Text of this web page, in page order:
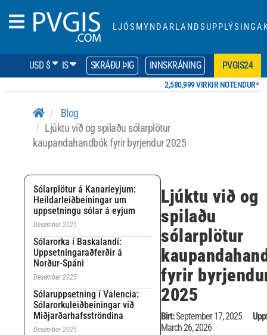
USD $ IS SKRÁÐU ÞIG INNSKRÁNING PVGIS24
2,580,999 VIRKIR NOTENDUR*
Blog
Ljúktu við og spilaðu sólarplötur
kaupandahandbók fyrir byrjendur 2025
Sólarplötur á Kanaríeyjum:
Heildarleiðbeiningar um
uppsetningu sólar á eyjum
Desember 2025
Sólarorka í Baskalandi:
Uppsetningaraðferðir á
Norður-Spáni
Desember 2025
Sólaruppsetning í Valencia:
Sólarorkuleiðbeiningar við
Miðjarðarhafsströndina
Desember 2025
Ljúktu við og
spilaðu
sólarplötur
fyrir
2025
Birt:September 17, 2025
March 26, 2026